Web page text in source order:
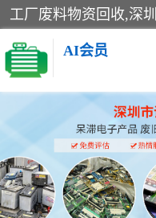
AI会员
线路板回收
电子产品回收